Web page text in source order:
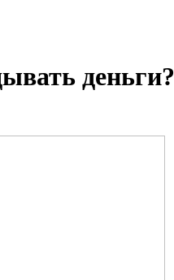
деньги?